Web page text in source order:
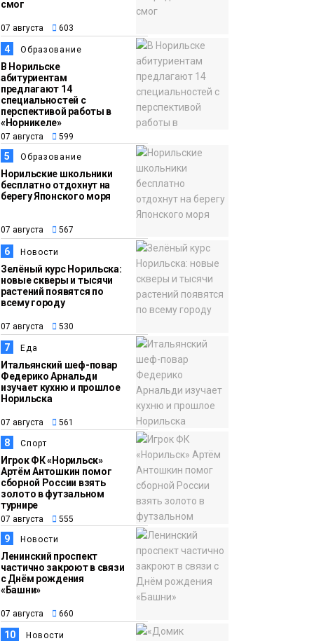
13:59
07 августа
Новости
«Домик Хоббитов» и
«Самолёт в облаках»
появятся в Кайеркане
смог
07 августа 603
4 Образование
В Норильске
абитуриентам
предлагают 14
специальностей с
перспективой работы в
«Норникеле»
07 августа 599
5 Образование
Норильские школьники
бесплатно отдохнут на
берегу Японского моря
07 августа 567
6 Новости
Зелёный курс Норильска:
новые скверы и тысячи
растений появятся по
всему городу
07 августа 530
7 Еда
Итальянский шеф-повар
Федерико Арнальди
изучает кухню и прошлое
Норильска
07 августа 561
8 Спорт
Игрок ФК «Норильск»
Артём Антошкин помог
сборной России взять
золото в футзальном
турнире
07 августа 555
9 Новости
Ленинский проспект
частично закроют в связи
с Днём рождения
«Башни»
07 августа 660
10 Новости